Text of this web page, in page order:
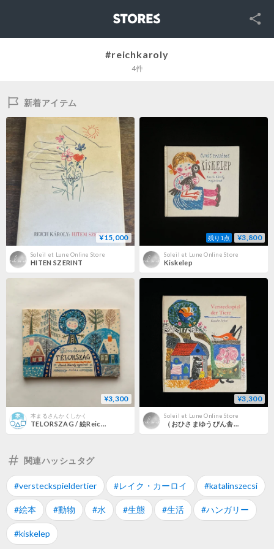
SNS
#reichkaroly
4件
新着アイテム
¥15,000
Soleil et Lune Online Store
HITEN SZERINT
残り1点 ¥3,800
Soleil et Lune Online Store
Kiskelep
¥3,300
本まるさんかくしかく
TELORSZAG / 絵Reich.Karoly
¥3,300
Soleil et Lune Online Store
（おひさまゆうびん舎さんで販売済）Versteckspiel der Tiere
関連ハッシュタグ
#versteckspieldertier #レイク・カーロイ #katalinszecsi
#絵本 #動物 #水 #生態 #生活 #ハンガリー
#kiskelep